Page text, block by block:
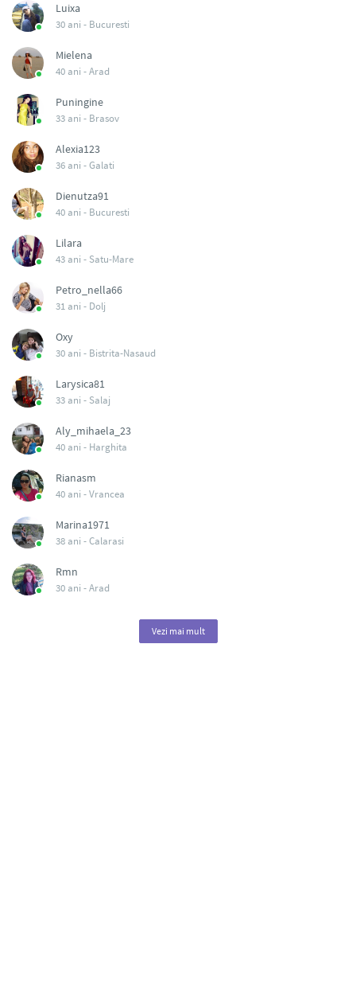
Luixa
30 ani - Bucuresti
Mielena
40 ani -Arad
Puningine
33 ani - Brasov
Alexia123
36 ani -Galati
Dienutza91
40 ani - Bucuresti
Lilara
43 ani - Satu-Mare
Petro_nella66
31 ani - Dolj
Oxy
30 ani - Bistrita-Nasaud
Larysica81
33 ani - Salaj
Aly_mihaela_23
40 ani - Harghita
Rianasm
40 ani -Vrancea
Marina1971
38 ani -Calarasi
Rmn
30 ani -Arad
Vezi mai mult